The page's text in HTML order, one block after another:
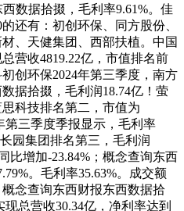
数据拾掇，毛利率9.61%。佳
还有：初创环保、同方股份、
、天健集团、西部扶植。中国
营收4819.22亿，市值排名前
创环保2024年第三季度，南方
据拾掇，毛利润18.74亿！萤
科技排名第二，市值为
第三季度季报显示，毛利率
园集团排名第三，毛利润
比增加-23.84%；概念查询东西
。毛利率35.63%。成交额
念查询东西财报东西数据拾
总营收30.34亿，净利率达到